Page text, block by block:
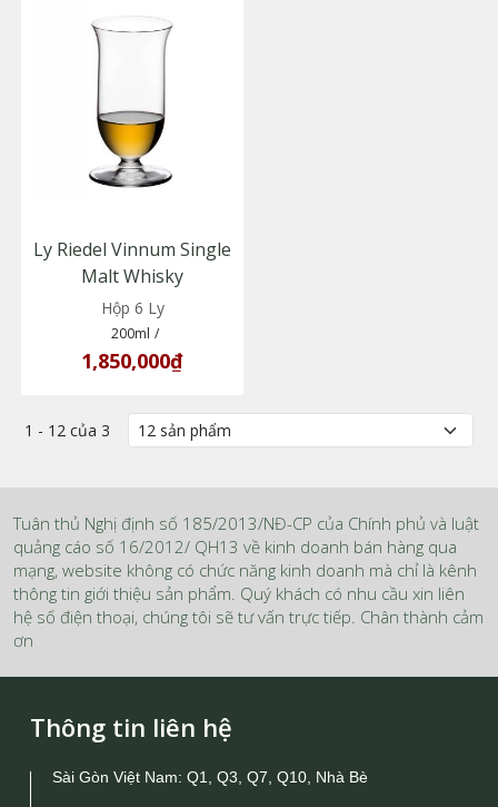
Ly Riedel Vinnum Single
Malt Whisky
Hộp 6 Ly
200ml /
1,850,000₫
1 - 12 của 3
Tuân thủ Nghị định số 185/2013/NĐ-CP của Chính phủ và luật
quảng cáo số 16/2012/ QH13 về kinh doanh bán hàng qua
mạng, website không có chức năng kinh doanh mà chỉ là kênh
thông tin giới thiệu sản phẩm. Quý khách có nhu cầu xin liên
hệ số điện thoại, chúng tôi sẽ tư vấn trực tiếp. Chân thành cảm
ơn
Thông tin liên hệ
Sài Gòn Việt Nam: Q1, Q3, Q7, Q10, Nhà Bè